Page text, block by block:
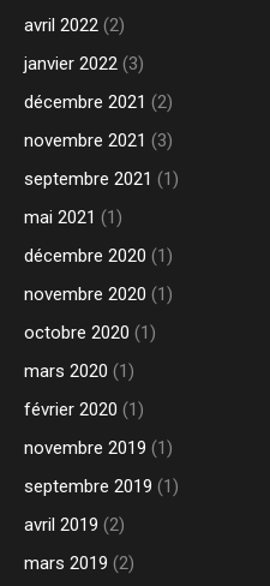
avril 2022 (2)
janvier 2022 (3)
décembre 2021 (2)
novembre 2021 (3)
septembre 2021 (1)
mai 2021 (1)
décembre 2020 (1)
novembre 2020 (1)
octobre 2020 (1)
mars 2020 (1)
février 2020 (1)
novembre 2019 (1)
septembre 2019 (1)
avril 2019 (2)
mars 2019 (2)